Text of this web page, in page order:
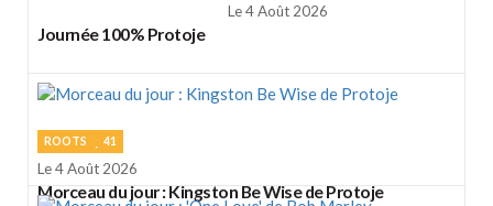
Le 4 Août 2026
Journée 100% Protoje
ROOTS 41
Le 4 Août 2026
Morceau du jour : Kingston Be Wise de Protoje